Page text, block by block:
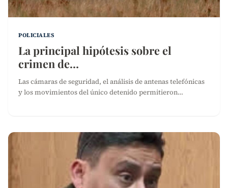
POLICIALES
La principal hipótesis sobre el
crimen de…
Las cámaras de seguridad, el análisis de antenas telefónicas
y los movimientos del único detenido permitieron…